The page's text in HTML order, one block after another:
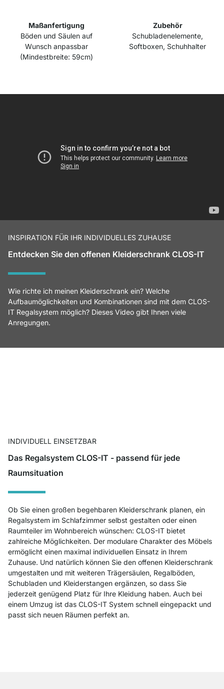
Maßanfertigung
Böden und Säulen auf
Wunsch anpassbar
(Mindestbreite: 59cm)
Zubehör
Schubladenelemente,
Softboxen, Schuhhalter
INSPIRATION FÜR IHR INDIVIDUELLES ZUHAUSE
Entdecken Sie den offenen Kleiderschrank CLOS-IT
Wie richte ich meinen Kleiderschrank ein? Welche
Aufbaumöglichkeiten und Kombinationen sind mit dem CLOS-
IT Regalsystem möglich? Dieses Video gibt Ihnen viele
Anregungen.
INDIVIDUELL EINSETZBAR
Das Regalsystem CLOS-IT - passend für jede
Raumsituation
Ob Sie einen großen begehbaren Kleiderschrank planen, ein
Regalsystem im Schlafzimmer selbst gestalten oder einen
Raumteiler im Wohnbereich wünschen: CLOS-IT bietet
zahlreiche Möglichkeiten. Der modulare Charakter des Möbels
ermöglicht einen maximal individuellen Einsatz in Ihrem
Zuhause. Und natürlich können Sie den offenen Kleiderschrank
umgestalten und mit weiteren Trägersäulen, Regalböden,
Schubladen und Kleiderstangen ergänzen, so dass Sie
jederzeit genügend Platz für Ihre Kleidung haben. Auch bei
einem Umzug ist das CLOS-IT System schnell eingepackt und
passt sich neuen Räumen perfekt an.